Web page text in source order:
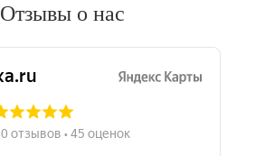
Отзывы о нас